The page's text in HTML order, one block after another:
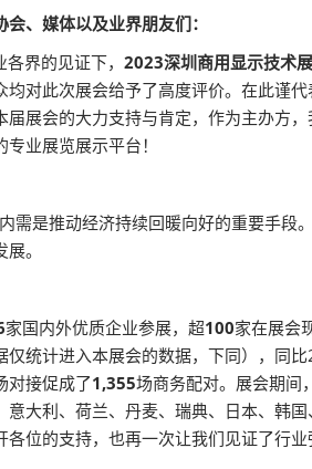
、媒体以及业界朋友们：
各界的见证下， 2023深圳商用显示技术展
对此次展会给予了高度评价。在此谨
届展会的大力支持与肯定，作为主办方
业展览展示平台！
需是推动经济持续回暖向好的重要手段
。
家国内外优质企业参展，超100家在展会
仅统计进入本展会的数据，下同），同
对接促成了1,355场商务配对。展会期间
意大利、荷兰、丹麦、瑞典、日本、韩
位的支持，也再一次让我们见证了行